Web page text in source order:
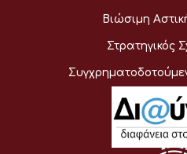
Βιώσιμη
Στρατηγικός